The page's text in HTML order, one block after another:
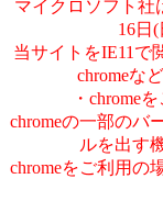
マイクロソフト社
16日
当サイトをIE11で
chromeな
・chrome
chromeの一部のバ
ルを出す
chromeをご利用の